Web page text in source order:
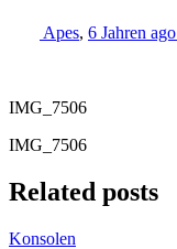
Apes, 6 Jahren ago
IMG_7506
IMG_7506
Related posts
Konsolen